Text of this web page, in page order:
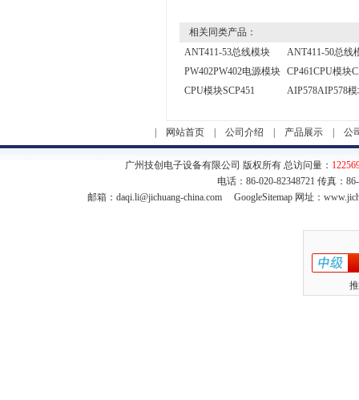
相关同类产品：
ANT411-53总线模块
ANT411-50总线
PW402PW402电源模块
CP461CPU模块
CPU模块SCP451
AIP578AIP578模
网站首页 公司介绍 产品展示 公
广州技创电子设备有限公司 版权所有 总访问量：
电话：86-020-82348721 传真：
邮箱： daqi.li@jichuang-china.com GoogleSitemap网址：